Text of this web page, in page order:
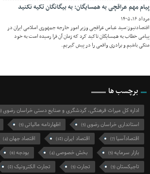
پیام مهم عراقچی به همسایگان: به بیگانگان تکیه نکنید
مرداد ۱۶, ۱۴۰۵
اقتصادنیوز:سید عباس عراقچی وزیر امور خارجه جمهوری اسلامی ایران در
پیامی خطاب به همسایگان تاکید کرد که زمان آن فرا رسیده است به خود
متکی باشیم و برادری واقعی را در پیش گیریم.
برچسب ها
اداره کل میراث فرهنگی، گردشگری و صنایع دستی خراسان رضوی(3)
استانداری خراسان رضوی(5) اظهارنامه مالیاتی(5)
اقتصادآسیا (7) اقتصاد ایران(18) اقتصاد جهان(4)
بازار سرمایه(5) بخش خصوصی(4) بودجه(6)
تاجیکستان(3) تجارت(5) تجارت الکترونیک(8)